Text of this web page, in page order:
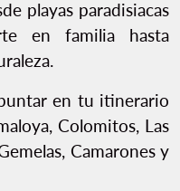
playas paradisiacas
en familia hasta
en tu itinerario
Colomitos, Las
Camarones y